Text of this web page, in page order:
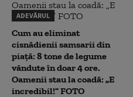
ADEVĂRUL
Cum au eliminat
cisnădienii samsarii din
piață: 8 tone de legume
vândute în doar 4 ore.
Oamenii stau la coadă: „E
incredibil!” FOTO